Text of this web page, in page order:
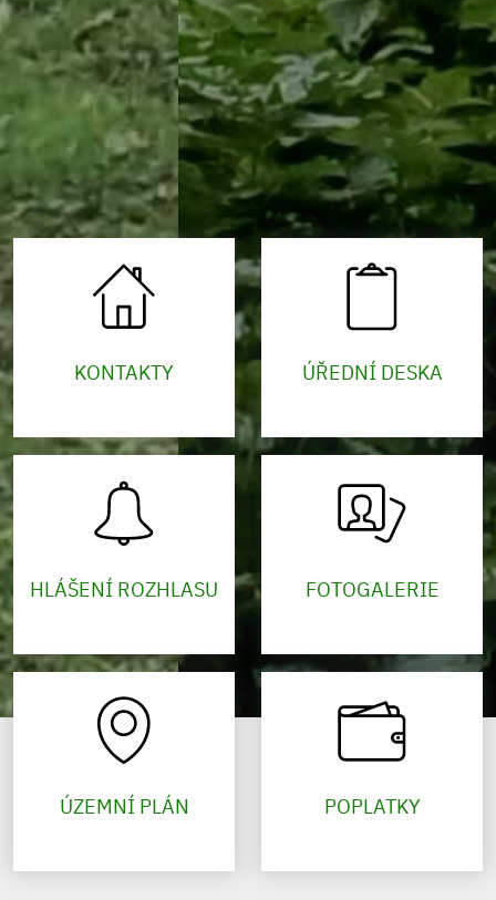
KONTAKTY ÚŘEDNÍ DESKA
HLÁŠENÍ ROZHLASU FOTOGALERIE
ÚZEMNÍ PLÁN POPLATKY